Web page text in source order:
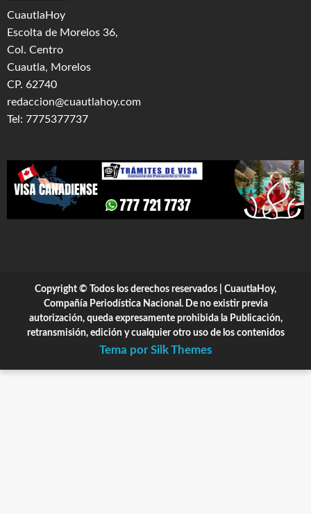
CuautlaHoy
Escolta de Morelos 36,
Col. Centro
Cuautla, Morelos
CP. 62740
redaccion@cuautlahoy.com
Tel: 7775377737
Copyright © Todos los derechos reservados | CuautlaHoy,
Compañía Periodística Nacional. De no existir previa
autorización, queda expresamente prohibida la Publicación,
retransmisión, edición y cualquier otro uso de los contenidos
Tema por Silk Themes